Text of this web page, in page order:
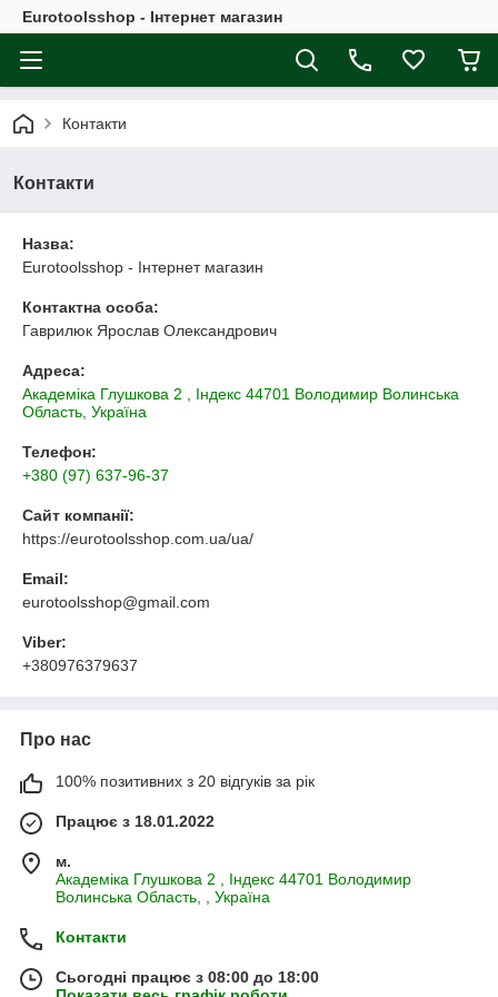
Eurotoolsshop - Інтернет магазин
Контакти
Контакти
Назва:
Eurotoolsshop - Інтернет магазин
Контактна особа:
Гаврилюк Ярослав Олександрович
Адреса:
Академiка Глушкова 2 , Iндекс 44701 Володимир Волинська
Область, Україна
Телефон:
+380 (97) 637-96-37
Сайт компанії:
https://eurotoolsshop.com.ua/ua/
Email:
eurotoolsshop@gmail.com
Viber:
+380976379637
Про нас
100% позитивних з 20 відгуків за рік
Працює з 18.01.2022
м.
Академiка Глушкова 2 , Iндекс 44701 Володимир
Волинська Область, , Україна
Контакти
Сьогодні працює з 08:00 до 18:00